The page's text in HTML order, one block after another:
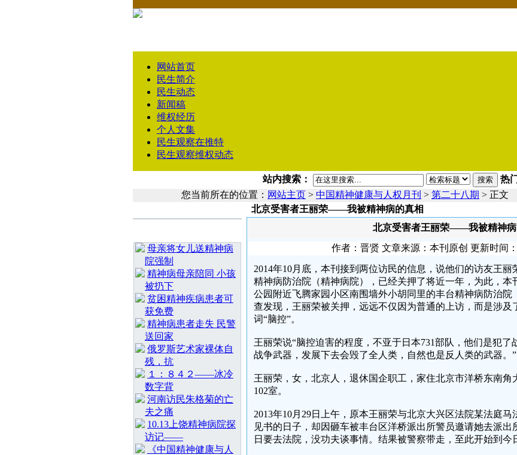
网站首页
民生简介
民生动态
新闻稿
维权经历
个人文集
民生观察在推特
民生观察维权动态
站内搜索： 搜索
热
您当前所在的位置： 网站主页 > 中国精神健康与人权月刊 > 第二十八期 > 正文
母亲将女儿送精神病
院强制
精神病母亲陪同 小孩
被扔下
贫困精神疾病患者可
获免费
精神病患者走失 民警
送回家
俄罗斯艺术家裸体自
残，抗
１：８４２——冰冷
数字背
河南访民朱格菊的亡
夫之痛
10.13上饶精神病院探
访记——
《中国精神健康与人
北京受害者王丽荣——我被精神病的真相
北京受害者王丽荣——我被精神病
作者：晋贤 文章来源：本刊原创 更新时间：
2014年10月底，本刊接到两位访民的信息，说他们的访友王
精神病防治院（精神病院），已经关押了将近一年，为此，
公园附近飞腾家园小区南围墙外小胡同里的丰台精神病防治院
查发现，王丽荣被关押，远远不仅因为普通的上访，而是涉及
词“脑控”。
王丽荣说“脑控迫害的程度，不亚于日本731部队，他们是犯
战争武器，发展下去会毁了全人类，自然也是反人类的武器。”
王丽荣，女，北京人，退休国企职工，家住北京市洋桥东南角
102室。
2013年10月29日上午，原本王丽荣与北京大兴区法院某法庭
见书的日子，却因砸车被丰台区洋桥派出所警员邀请她去派
日要去法院，没功夫谈事情。结果被警察带走，至此开始到今